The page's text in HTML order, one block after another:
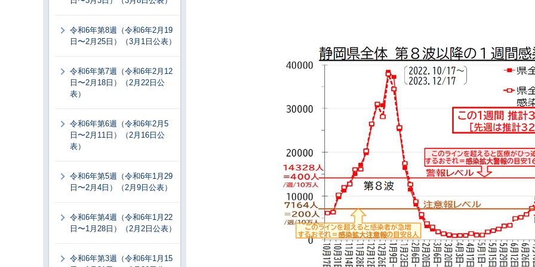
令和6年第8週（令和6年2月19
日〜2月25日）（3月1日公表）
令和6年第7週（令和6年2月12
日〜2月18日）（2月22日公
表）
令和6年第6週（令和6年2月5
日〜2月11日）（2月16日公
表）
令和6年第5週（令和6年1月29
日〜2月4日）（2月9日公表）
令和6年第4週（令和6年1月22
日〜1月28日）（2月2日公表）
令和6年第3週（令和6年1月15